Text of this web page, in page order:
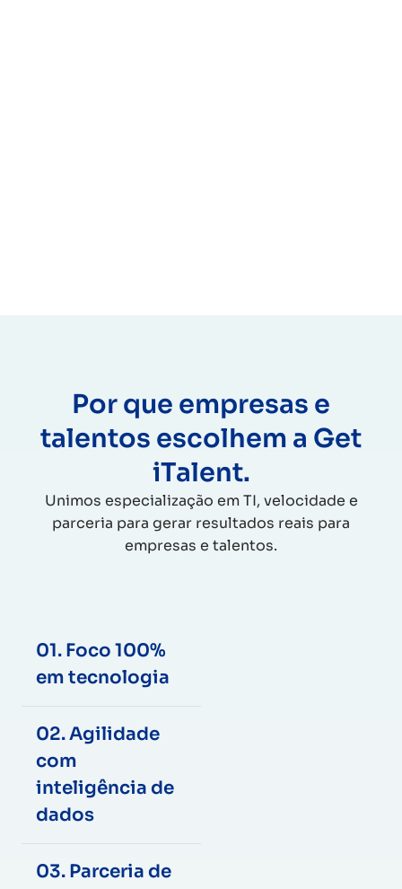
Por que empresas e
talentos escolhem a Get
iTalent.
Unimos especialização em TI, velocidade e
parceria para gerar resultados reais para
empresas e talentos.
01. Foco 100%
em tecnologia
02. Agilidade
com
inteligência de
dados
03. Parceria de